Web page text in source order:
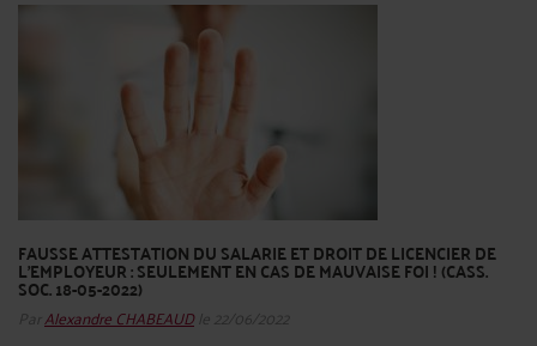
FAUSSE ATTESTATION DU SALARIE ET DROIT DE LICENCIER DE
L'EMPLOYEUR : SEULEMENT EN CAS DE MAUVAISE FOI ! (CASS.
SOC. 18-05-2022)
ParAlexandre CHABEAUDle 22/06/2022